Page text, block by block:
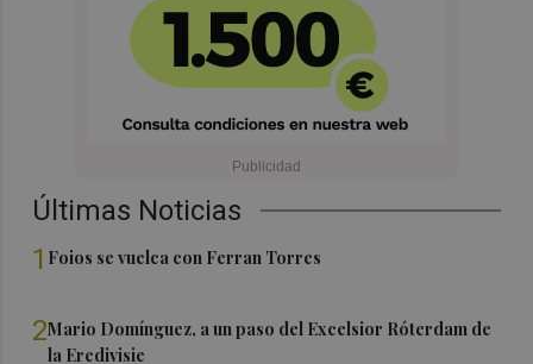
Últimas Noticias
1 Foios se vuelca con Ferran Torres
2Mario Domínguez, a un paso del Excelsior Róterdam de
la Eredivisie